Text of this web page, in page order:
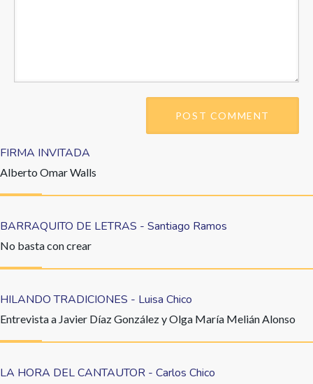
FIRMA INVITADA
Alberto Omar Walls
BARRAQUITO DE LETRAS - Santiago Ramos
No basta con crear
HILANDO TRADICIONES - Luisa Chico
Entrevista a Javier Díaz González y Olga María Melián Alonso
LA HORA DEL CANTAUTOR - Carlos Chico